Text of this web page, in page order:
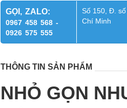
GỌI, ZALO:
0967 458 568 -
0926 575 555
Số 150, Đ.
Chí Minh
THÔNG TIN SẢN PHẨM
NHỎ GỌN